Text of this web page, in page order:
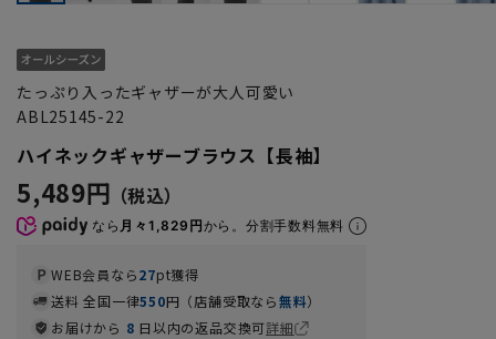
たっぷり入ったギャザーが大人可愛い
ABL25145-22
ハイネックギャザーブラウス【長袖】
5,489円
なら 月々1,829円から。分割手数料無料
WEB会員なら27pt獲得
送料 全国一律550円（店舗受取なら無料）
お届けから 8 日以内の返品交換可詳細